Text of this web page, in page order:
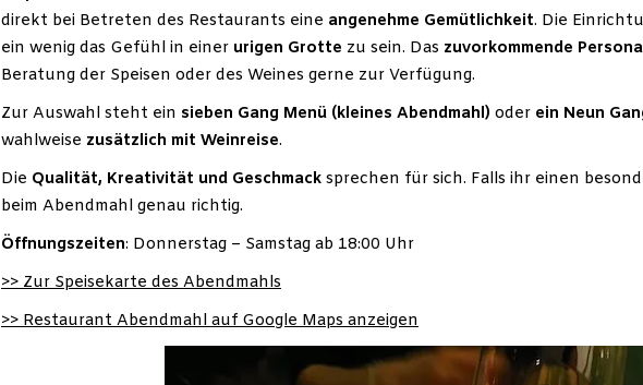
direkt bei Betreten des Restaurants eine angenehme Gemütlichkeit. Die
ein wenig das Gefühl in einer urigen Grotte zu sein. Das zuvorkommende
Beratung der Speisen oder des Weines gerne zur Verfügung.
Zur Auswahl steht ein sieben Gang Menü (kleines Abendmahl) oder ein Neun
wahlweise zusätzlich mit Weinreise.
Die Qualität, Kreativität und Geschmack sprechen für sich. Falls ihr einen
beim Abendmahl genau richtig.
Öffnungszeiten: Donnerstag – Samstag ab 18:00 Uhr
>> Zur Speisekarte des Abendmahls
>> Restaurant Abendmahl auf Google Maps anzeigen